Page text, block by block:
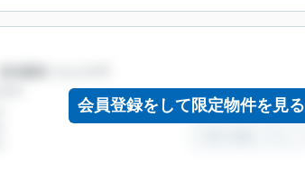
会員登録をして限定物件を見る